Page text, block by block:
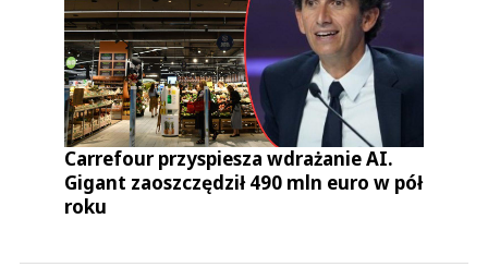
Carrefour przyspiesza wdrażanie AI.
Gigant zaoszczędził 490 mln euro w pół
roku